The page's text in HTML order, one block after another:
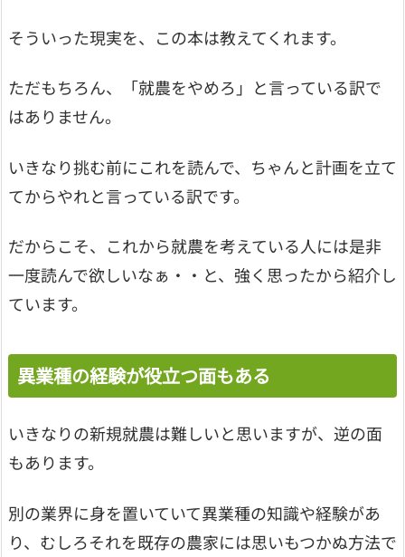
そういった現実を、この本は教えてくれます。
ただもちろん、「就農をやめろ」と言っている訳で
はありません。
いきなり挑む前にこれを読んで、ちゃんと計画を立て
てからやれと言っている訳です。
だからこそ、これから就農を考えている人には是非
一度読んで欲しいなぁ・・と、強く思ったから紹介し
ています。
異業種の経験が役立つ面もある
いきなりの新規就農は難しいと思いますが、逆の面
もあります。
別の業界に身を置いていて異業種の知識や経験があ
り、むしろそれを既存の農家には思いもつかぬ方法で